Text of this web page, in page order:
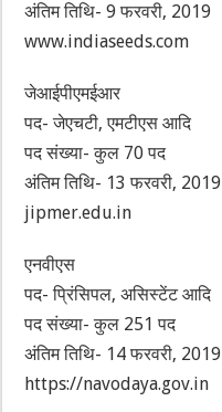
अंतिम तिथि- 9 फरवरी, 2019
www.indiaseeds.com
जेआईपीएमईआर
पद- जेएचटी, एमटीएस आदि
पद संख्या- कुल 70 पद
अंतिम तिथि- 13 फरवरी, 2019
jipmer.edu.in
एनवीएस
पद- प्रिंसिपल, असिस्टेंट आदि
पद संख्या- कुल 251 पद
अंतिम तिथि- 14 फरवरी, 2019
https://navodaya.gov.in